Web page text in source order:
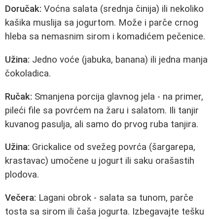
Doručak: Voćna salata (srednja činija) ili nekoliko
kašika muslija sa jogurtom. Može i parče crnog
hleba sa nemasnim sirom i komadićem pečenice.
Užina: Jedno voće (jabuka, banana) ili jedna manja
čokoladica.
Ručak: Smanjena porcija glavnog jela - na primer,
pileći file sa povrćem na žaru i salatom. Ili tanjir
kuvanog pasulja, ali samo do prvog ruba tanjira.
Užina: Grickalice od svežeg povrća (šargarepa,
krastavac) umočene u jogurt ili saku orašastih
plodova.
Večera: Lagani obrok - salata sa tunom, parče
tosta sa sirom ili čaša jogurta. Izbegavajte tešku